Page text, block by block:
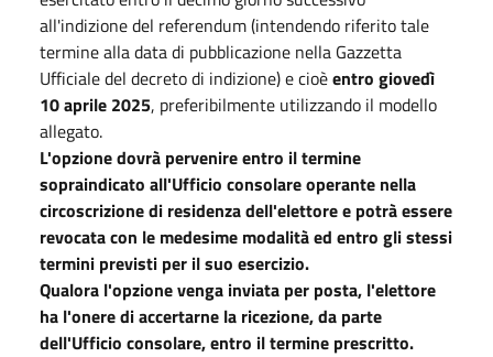
all'indizione del referendum (intendendo riferito tale
termine alla data di pubblicazione nella Gazzetta
Ufficiale del decreto di indizione) e cioèentro giovedì
10 aprile 2025, preferibilmente utilizzando il modello
allegato.
L'opzione dovrà pervenire entro il termine
sopraindicato all'Ufficio consolare operante nella
circoscrizione di residenza dell'elettore e potrà essere
revocata con le medesime modalità ed entro gli stessi
termini previsti per il suo esercizio.
Qualora l'opzione venga inviata per posta, l'elettore
ha l'onere di accertarne la ricezione, da parte
dell'Ufficio consolare, entro il termine prescritto.